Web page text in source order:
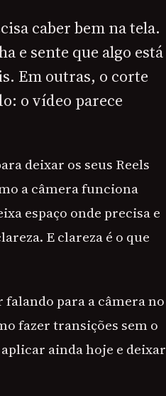
caber bem na tela.
e sente que algo está
Em outras, o corte
o vídeo parece
deixar os seus Reels
a câmera funciona
espaço onde precisa e
E clareza é o que
falando para a câmera no
fazer transições sem o
ainda hoje e deixar